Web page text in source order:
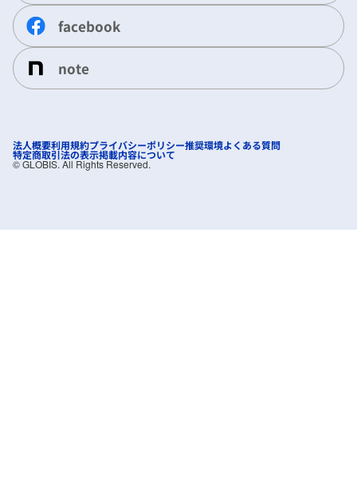
facebook
note
法人概要利用規約プライバシーポリシー推奨環境よくある質問
特定商取引法の表示掲載内容について
©︎ GLOBIS. All Rights Reserved.